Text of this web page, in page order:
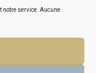
notre service. Aucune